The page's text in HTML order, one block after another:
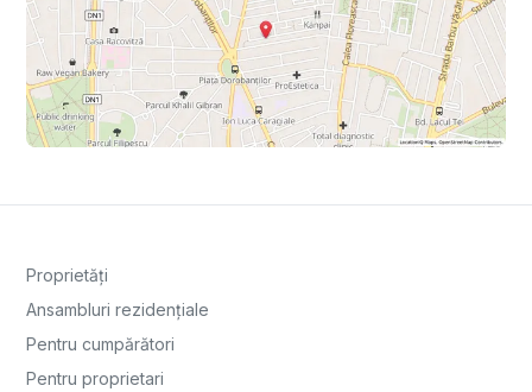
Proprietăți
Ansambluri rezidențiale
Pentru cumpărători
Pentru proprietari